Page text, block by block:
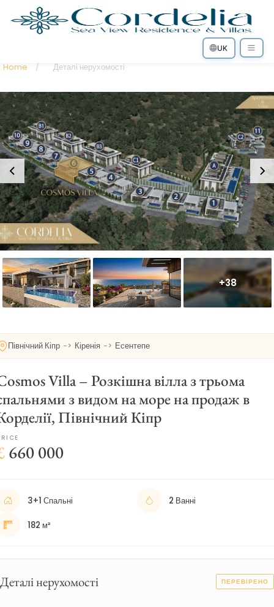
UK
Home / Деталі нерухомості
+38
Villa – Розкішна вілла з трьома
з видом на море на продаж в
Північний Кіпр
660 000
3+1 Спальні 2 Ванні
182 м²
Північний Кіпр -> Кіренія -> Есентепе
Деталі нерухомості ПЕРЕВІРЕНО